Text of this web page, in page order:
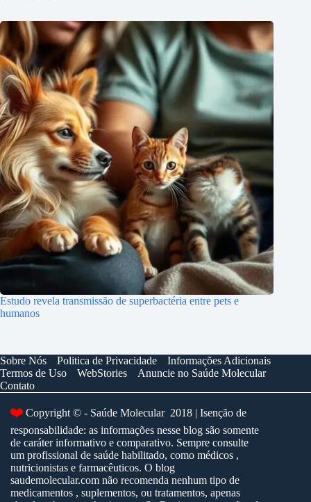
Estudo revela transmissão de superbactéria entre pets e
humanos
Sobre Nós Politica de Privacidade
Informações Adicionais
Termos de Uso
WebStories
Anuncie no Saúde Molecular
Contato
❤️ Copyright © - Saúde Molecular 2018 | Isenção de
responsabilidade: as informações nesse blog são somente
de caráter informativo e comparativo. Sempre consulte
um profissional de saúde habilitado, como médicos ,
nutricionistas e farmacêuticos. O blog
saudemolecular.com não recomenda nenhum tipo de
medicamentos , suplementos, ou tratamentos, apenas